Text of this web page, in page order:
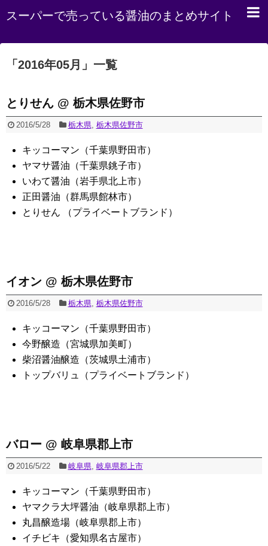
スーパーで売っている醤油のまとめサイト
「 2016年05月 」 一覧
とりせん @ 栃木県佐野市
2016/5/28 栃木県, 栃木県佐野市
キッコーマン（千葉県野田市）
ヤマサ醤油（千葉県銚子市）
いわて醤油（岩手県北上市）
正田醤油（群馬県館林市）
とりせん （プライベートブランド）
イオン @ 栃木県佐野市
2016/5/28 栃木県, 栃木県佐野市
キッコーマン（千葉県野田市）
今野醸造（宮城県加美町）
柴沼醤油醸造（茨城県土浦市）
トップバリュ（プライベートブランド）
バロー @ 岐阜県郡上市
2016/5/22 岐阜県, 岐阜県郡上市
キッコーマン（千葉県野田市）
ヤマクラ大坪醤油（岐阜県郡上市）
丸昌醸造場（岐阜県郡上市）
イチビキ（愛知県名古屋市）